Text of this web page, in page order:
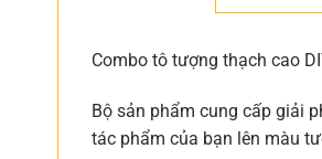
Combo tô tượng thạch cao
Bộ sản phẩm cung cấp giải
tác phẩm của bạn lên màu